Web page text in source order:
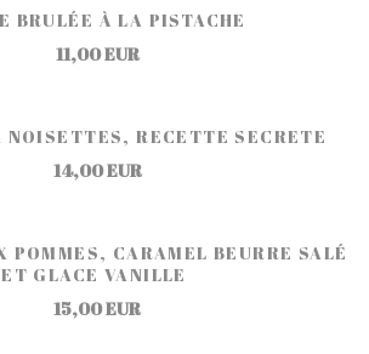
BRULÉE À LA PISTACHE
11,00 EUR
NOISETTES, RECETTE SECRETE
14,00 EUR
POMMES, CARAMEL BEURRE SALÉ
ET GLACE VANILLE
15,00 EUR